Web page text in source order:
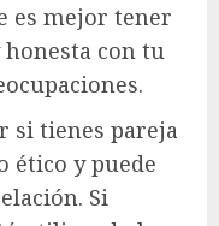
es mejor tener
con tu
si tienes pareja
ético y puede
Si